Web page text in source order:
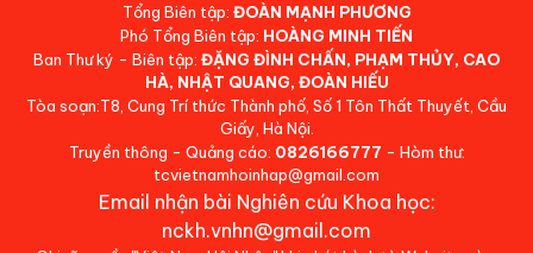
Tổng Biên tập: ĐOÀN MẠNH PHƯƠNG
Phó Tổng Biên tập: HOÀNG MINH TIẾN
Ban Thư ký - Biên tập: ĐẶNG ĐÌNH CHẤN, PHẠM THỦY, CAO
HÀ, NHẬT QUANG, ĐOÀN HIẾU
Tòa soạn:T8, Cung Trí thức Thành phố, Số 1 Tôn Thất Thuyết, Cầu
Giấy, Hà Nội.
Truyền thông - Quảng cáo: 0826166777 - Hòm thư:
tcvietnamhoinhap@gmail.com
Email nhận bài Nghiên cứu Khoa học:
nckh.vnhn@gmail.com